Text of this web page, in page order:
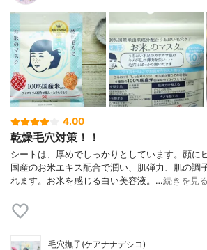
4.00
乾燥毛穴対策！！
シートは、厚めでしっかりとしています。顔に
国産のお米エキス配合で潤い、肌弾力、肌の調
れます。お米を感じる白い美容液。…続きを見る
毛穴撫子(ケアナナデシコ)